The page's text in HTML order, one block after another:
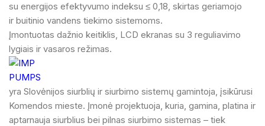
su energijos efektyvumo indeksu ≤ 0,18, skirtas geriamojo
ir buitinio vandens tiekimo sistemoms.
Įmontuotas dažnio keitiklis, LCD ekranas su 3 reguliavimo
lygiais ir vasaros režimas.
yra Slovėnijos siurblių ir siurbimo sistemų gamintoja, įsikūrusi
Komendos mieste. Įmonė projektuoja, kuria, gamina, platina ir
aptarnauja siurblius bei pilnas siurbimo sistemas – tiek